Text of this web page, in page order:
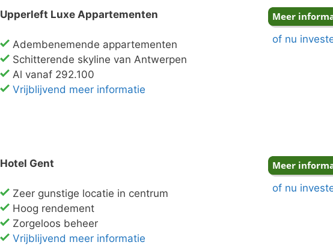
Upperleft Luxe Appartementen
Adembenemende appartementen
Schitterende skyline van Antwerpen
Al vanaf 292.100
Vrijblijvend meer informatie
of nu
Hotel Gent
Zeer gunstige locatie in centrum
Hoog rendement
Zorgeloos beheer
Vrijblijvend meer informatie
of nu